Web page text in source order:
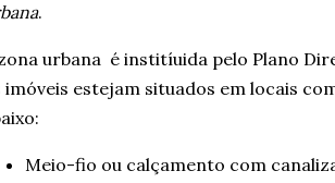
.
urbana é institíuida pelo Plano
imóveis estejam situados em locais
Meio-fio ou calçamento com